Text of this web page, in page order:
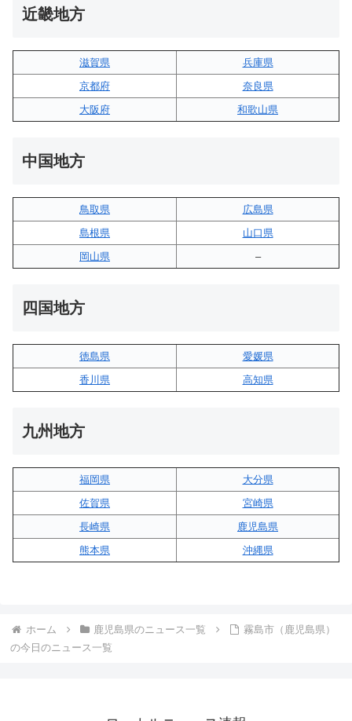
近畿地方
滋賀県
兵庫県
京都府
奈良県
大阪府
和歌山県
中国地方
鳥取県
広島県
島根県
山口県
岡山県
–
四国地方
徳島県
愛媛県
香川県
高知県
九州地方
福岡県
大分県
佐賀県
宮崎県
長崎県
鹿児島県
熊本県
沖縄県
ホーム 鹿児島県のニュース一覧
霧島市（鹿児島県）
の今日のニュース一覧